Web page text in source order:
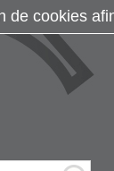
de cookies